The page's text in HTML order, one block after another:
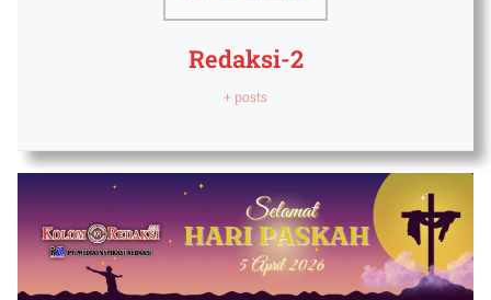
Redaksi-2
+ posts